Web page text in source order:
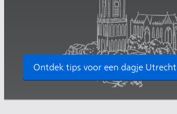
Ontdek tips voor een dagje Utrecht